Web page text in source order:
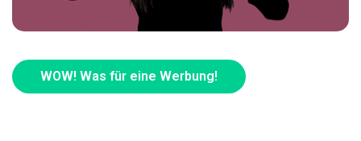
WOW! Was für eine Werbung!